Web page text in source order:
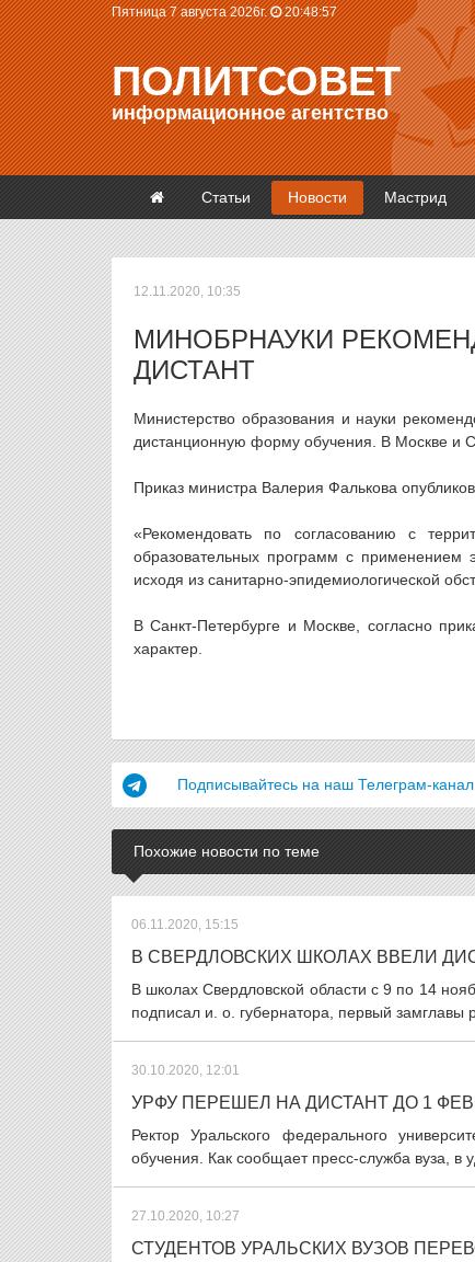
Пятница 7 августа 2026г. 20:48:57
ПОЛИТСОВЕТ
информационное агентство
Статьи Новости Мастрид
12.11.2020, 10:35
МИНОБРНАУКИ
ДИСТАНТ
Министерство образования и науки
дистанционную форму обучения. В Москве и
Приказ министра Валерия Фалькова
«Рекомендовать по согласованию с
образовательных программ с применением
исходя из санитарно-эпидемиологической
В Санкт-Петербурге и Москве, согласно
характер.
Подписывайтесь на наш Телеграм-канал
Похожие новости по теме
06.11.2020, 15:15
В СВЕРДЛОВСКИХ ШКОЛАХ ВВЕЛИ
В школах Свердловской области с 9 по 14
подписал и. о. губернатора, первый
30.10.2020, 12:01
УРФУ ПЕРЕШЕЛ НА ДИСТАНТ ДО 1
Ректор Уральского федерального
обучения. Как сообщает пресс-служба вуза, в
27.10.2020, 10:27
СТУДЕНТОВ УРАЛЬСКИХ ВУЗОВ